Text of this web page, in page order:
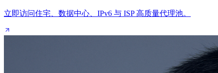
立即访问住宅、数据中心、IPv6 与 ISP 高质量代理池。